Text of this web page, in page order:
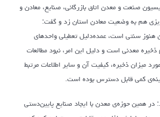
صنعت و معدن اتاق بازرگانی، صنایع، معادن و
هم به وضعیت معادن استان زد و گفت:
هنوز سنتی است، عمده‌دلیل تعطیلی واحدهای
ذخیره معدنی است و دلیل این امر، نبود مطالعات
میزان ذخیره، کیفیت آن و سایر اطلاعات مرتبط
کمی قابل دسترس بوده است.
در همین حوزه‌ی معدن با ایجاد صنایع پایین‌دستی